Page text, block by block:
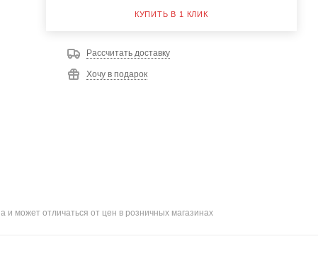
КУПИТЬ В 1 КЛИК
Рассчитать доставку
Хочу в подарок
и может отличаться от цен в розничных магазинах